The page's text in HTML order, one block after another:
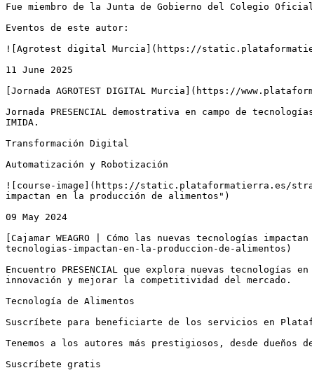
Fue miembro de la Junta de Gobierno del Colegio
Eventos de este autor:
![Agrotest digital Murcia](https://
11 June 2025
[Jornada AGROTEST DIGITAL Murcia](https://
Jornada PRESENCIAL demostrativa en campo de
IMIDA.
Transformación Digital
Automatización y Robotización
![course-image](https://static.plataformatierra.es/strapi-
impactan en la producción de alimentos")
09 May 2024
[Cajamar WEAGRO | Cómo las nuevas tecnologías
tecnologias-impactan-en-la-produccion-de-alimentos)
Encuentro PRESENCIAL que explora nuevas
innovación y mejorar la competitividad del mercado.
Tecnología de Alimentos
Suscríbete para beneficiarte de los servicios en
Tenemos a los autores más prestigiosos, desde
Suscríbete gratis